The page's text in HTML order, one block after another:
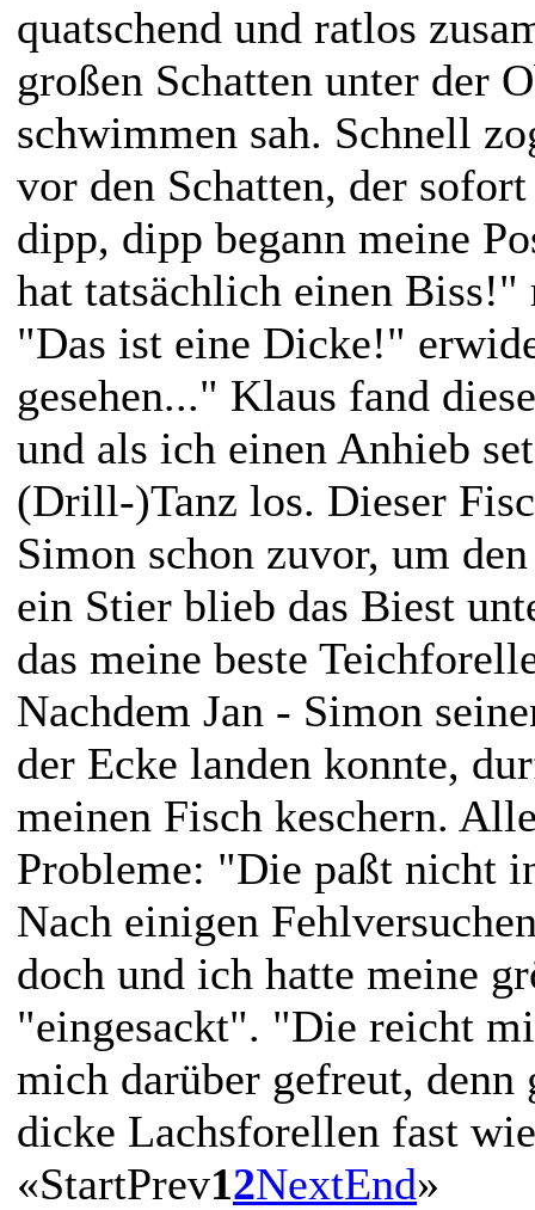
quatschend und ratlos
großen Schatten unter der
schwimmen sah. Schnell
vor den Schatten, der
dipp, dipp begann meine
hat tatsächlich einen
"Das ist eine Dicke!"
gesehen..." Klaus fand
und als ich einen Anhieb
(Drill-)Tanz los. Dieser
Simon schon zuvor, um
ein Stier blieb das Biest
das meine beste
Nachdem Jan - Simon
der Ecke landen konnte,
meinen Fisch keschern.
Probleme: "Die paßt nicht
Nach einigen
doch und ich hatte meine
"eingesackt". "Die reicht
mich darüber gefreut, denn
dicke Lachsforellen fast
«StartPrev12NextEnd»